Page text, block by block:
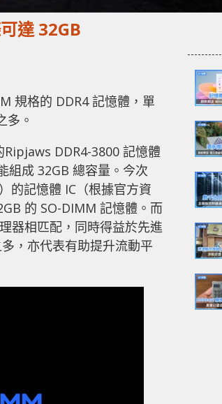
達 32GB
規格的 DDR4 記憶體，單
多。
DDR4-3800 記憶體
組成 32GB 總容量。今次
的記憶體 IC（根據官方資
的 SO-DIMM 記憶體。而
器相匹配，同時得益於先進
，亦代表有助提升流動平